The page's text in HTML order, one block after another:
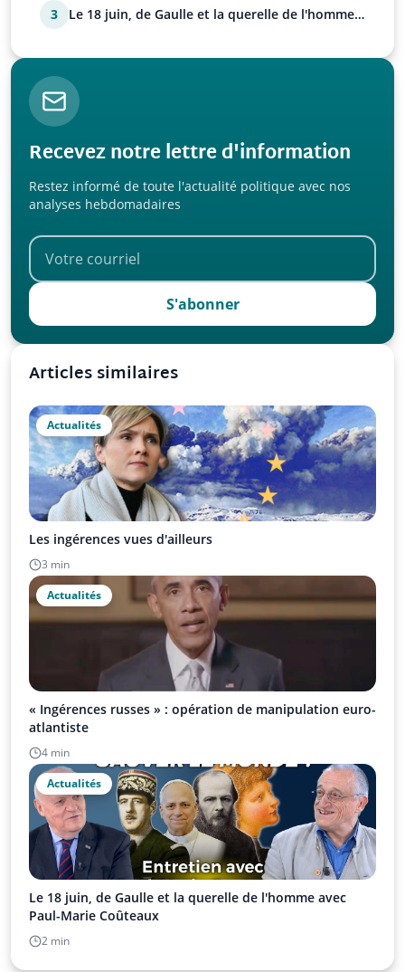
3
Le 18 juin, de Gaulle et la querelle de l'homme
Recevez notre lettre d'information
Restez informé de toute l'actualité politique avec nos
analyses hebdomadaires
S'abonner
Articles similaires
Actualités
Les ingérences vues d'ailleurs
3 min
Actualités
« Ingérences russes » : opération de manipulation euro-
atlantiste
4 min
Actualités
Le 18 juin, de Gaulle et la querelle de l'homme avec
Paul-Marie Coûteaux
2 min